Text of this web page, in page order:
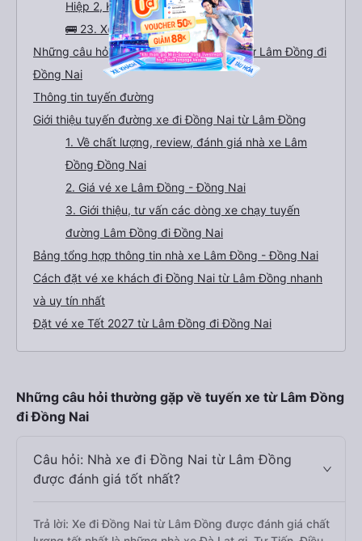
Hiệp 2, Ka Đô, Lâm Đồng
🚌 23. Xe Hoà Hợp khởi hành tại
Những câu hỏi thường gặp về tuyến xe từ Lâm Đồng đi
Đồng Nai
Thông tin tuyến đường
Giới thiệu tuyến đường xe đi Đồng Nai từ Lâm Đồng
1. Về chất lượng, review, đánh giá nhà xe Lâm
Đồng Đồng Nai
2. Giá vé xe Lâm Đồng - Đồng Nai
3. Giới thiệu, tư vấn các dòng xe chạy tuyến
đường Lâm Đồng đi Đồng Nai
Bảng tổng hợp thông tin nhà xe Lâm Đồng - Đồng Nai
Cách đặt vé xe khách đi Đồng Nai từ Lâm Đồng nhanh
và uy tín nhất
Đặt vé xe Tết 2027 từ Lâm Đồng đi Đồng Nai
Những câu hỏi thường gặp về tuyến xe từ Lâm Đồng
đi Đồng Nai
Câu hỏi: Nhà xe đi Đồng Nai từ Lâm Đồng
được đánh giá tốt nhất?
Trả lời: Xe đi Đồng Nai từ Lâm Đồng được đánh giá chất